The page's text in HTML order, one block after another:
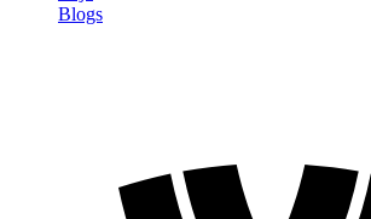
Blogs